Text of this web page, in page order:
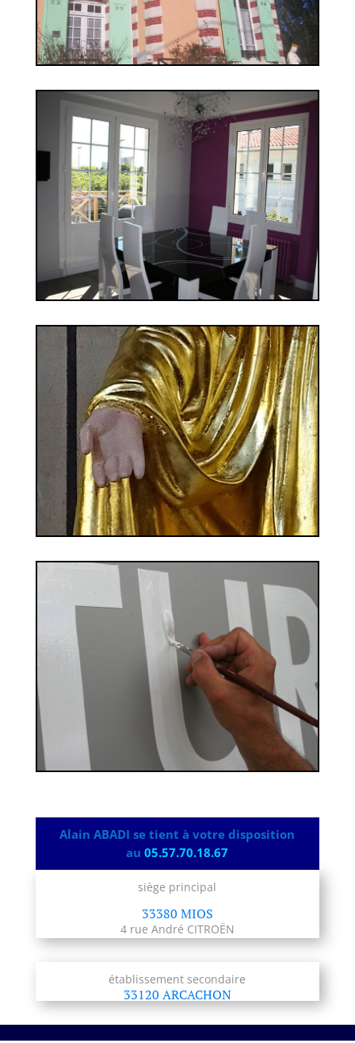
Alain ABADI se tient à votre disposition
au05.57.70.18.67
siège principal
33380 MIOS
4 rue André CITROËN
établissement secondaire
33120 ARCACHON